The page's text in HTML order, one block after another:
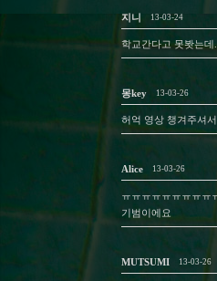
지니 13-03-24
학교간다고 못봣는데
몽key 13-03-26
허억 영상 챙겨주셔
Alice 13-03-26
ㅠㅠㅠㅠㅠㅠㅠㅠㅠ
기범이에요
MUTSUMI 13-03-26